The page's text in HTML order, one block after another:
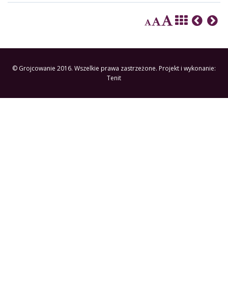
© Grojcowanie 2016. Wszelkie prawa zastrzeżone. Projekt i wykonanie:
Tenit